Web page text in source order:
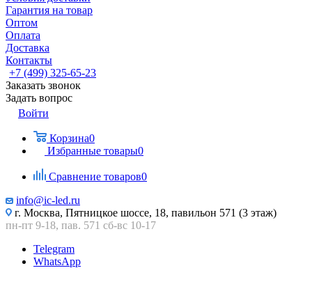
Гарантия на товар
Оптом
Оплата
Доставка
Контакты
+7 (499) 325-65-23
Заказать звонок
Задать вопрос
Войти
Корзина0
Избранные товары0
Сравнение товаров0
info@ic-led.ru
г. Москва, Пятницкое шоссе, 18, павильон 571 (3 этаж)
пн-пт 9-18, пав. 571 сб-вс 10-17
Telegram
WhatsApp